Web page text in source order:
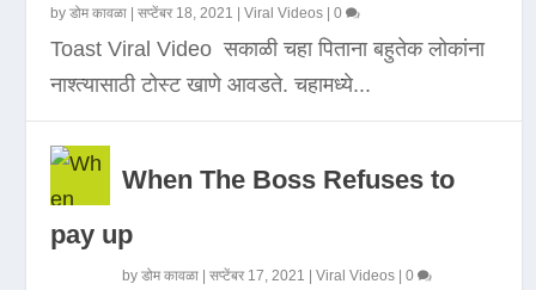
byडोम कावळा |सप्टेंबर 18, 2021 |Viral Videos |0
Toast Viral Video सकाळी चहा पिताना बहुतेक लोकांना
नाश्त्यासाठी टोस्ट खाणे आवडते. चहामध्ये...
When The Boss Refuses to
pay up
byडोम कावळा |सप्टेंबर 17, 2021 |Viral Videos |0